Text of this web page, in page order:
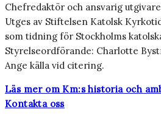
Chefredaktör och ansvarig
Utges av Stiftelsen Katolsk
som tidning för Stockholms
Styrelseordförande: Charlotte
Ange källa vid citering.
Läs mer om Km:s historia och
Kontakta oss